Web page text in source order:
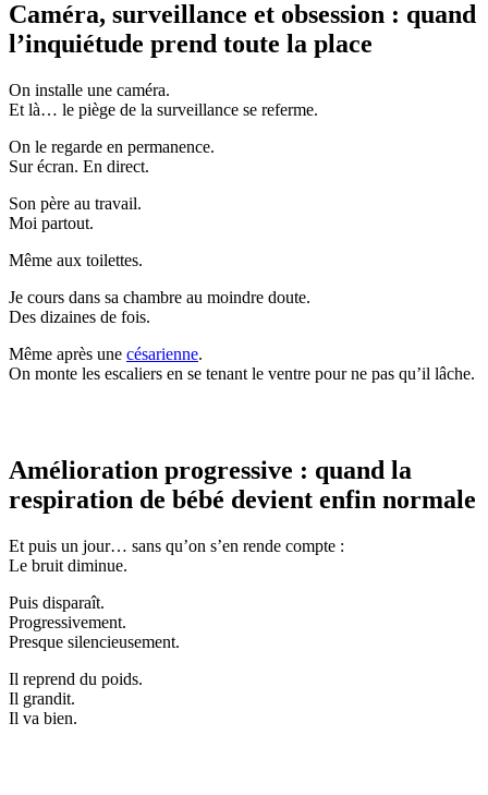
Caméra, surveillance et obsession : quand
l’inquiétude prend toute la place
On installe une caméra.
Et là… le piège de la surveillance se referme.
On le regarde en permanence.
Sur écran. En direct.
Son père au travail.
Moi partout.
Même aux toilettes.
Je cours dans sa chambre au moindre doute.
Des dizaines de fois.
Même après une césarienne.
On monte les escaliers en se tenant le ventre pour ne pas qu’il lâche.
Amélioration progressive : quand la
respiration de bébé devient enfin normale
Et puis un jour… sans qu’on s’en rende compte :
Le bruit diminue.
Puis disparaît.
Progressivement.
Presque silencieusement.
Il reprend du poids.
Il grandit.
Il va bien.